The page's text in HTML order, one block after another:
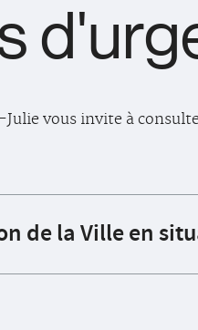
Julie vous invite à
de la Ville en